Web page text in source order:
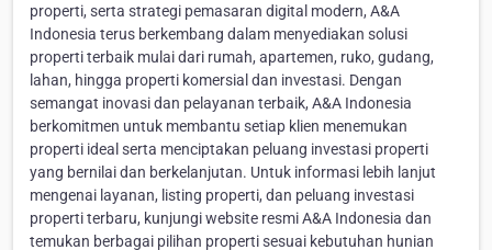
properti, serta strategi pemasaran digital modern, A&A
Indonesia terus berkembang dalam menyediakan solusi
properti terbaik mulai dari rumah, apartemen, ruko, gudang,
lahan, hingga properti komersial dan investasi. Dengan
semangat inovasi dan pelayanan terbaik, A&A Indonesia
berkomitmen untuk membantu setiap klien menemukan
properti ideal serta menciptakan peluang investasi properti
yang bernilai dan berkelanjutan. Untuk informasi lebih lanjut
mengenai layanan, listing properti, dan peluang investasi
properti terbaru, kunjungi website resmi A&A Indonesia dan
temukan berbagai pilihan properti sesuai kebutuhan hunian